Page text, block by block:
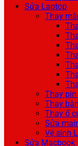
Sửa Laptop
Thay
Thay
Thay
Thay ổ
Sửa
Vệ sinh
Sửa Macbook